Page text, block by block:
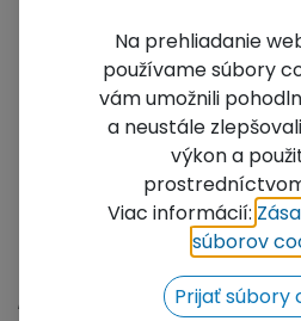
3101
FT31-FT44
Nie je
Na prehliadanie
používame súbory
vám umožnili
a neustále
výkon a
Viac informácií:
súborov
Prijať súbory